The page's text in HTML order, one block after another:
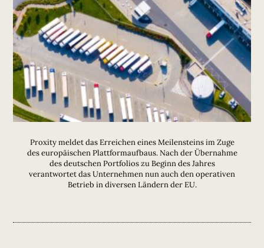
Proxity meldet das Erreichen eines Meilensteins im Zuge
des europäischen Plattformaufbaus. Nach der Übernahme
des deutschen Portfolios zu Beginn des Jahres
verantwortet das Unternehmen nun auch den operativen
Betrieb in diversen Ländern der EU.